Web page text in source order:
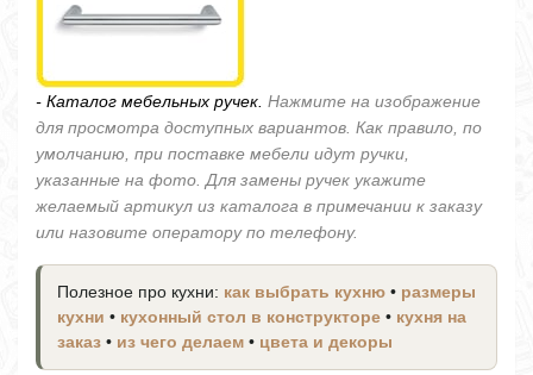
- Каталог мебельных ручек. Нажмите на изображение
для просмотра доступных вариантов. Как правило, по
умолчанию, при поставке мебели идут ручки,
указанные на фото. Для замены ручек укажите
желаемый артикул из каталога в примечании к заказу
или назовите оператору по телефону.
Полезное про кухни: как выбрать кухню • размеры
кухни • кухонный стол в конструкторе • кухня на
заказ • из чего делаем • цвета и декоры